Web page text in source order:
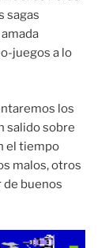
sagas
juegos a lo
los
salido sobre
el tiempo
malos, otros
de buenos